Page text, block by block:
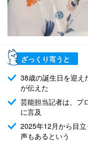
ざっくり言うと
38歳の誕生日を迎え
が伝えた
芸能担当記者は、プ
に言及
2025年12月から目
声もあるという